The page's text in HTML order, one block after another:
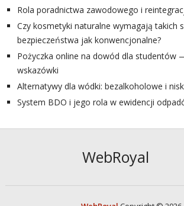
Rola poradnictwa zawodowego i
Czy kosmetyki naturalne wymagają takich
bezpieczeństwa jak konwencjonalne?
Pożyczka online na dowód dla studentów
wskazówki
Alternatywy dla wódki: bezalkoholowe i
System BDO i jego rola w ewidencji
WebRoyal